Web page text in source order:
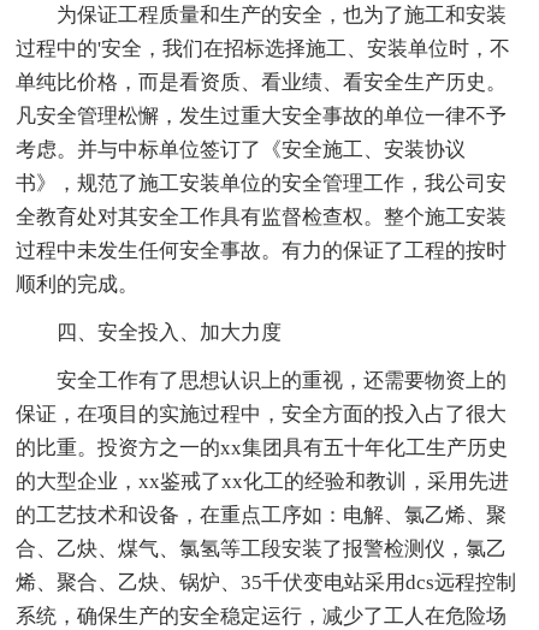
为保证工程质量和生产的安全，也为了施工和安装
过程中的'安全，我们在招标选择施工、安装单位时，不
单纯比价格，而是看资质、看业绩、看安全生产历史。
凡安全管理松懈，发生过重大安全事故的单位一律不予
考虑。并与中标单位签订了《安全施工、安装协议
书》，规范了施工安装单位的安全管理工作，我公司安
全教育处对其安全工作具有监督检查权。整个施工安装
过程中未发生任何安全事故。有力的保证了工程的按时
顺利的完成。
四、安全投入、加大力度
安全工作有了思想认识上的重视，还需要物资上的
保证，在项目的实施过程中，安全方面的投入占了很大
的比重。投资方之一的xx集团具有五十年化工生产历史
的大型企业，xx鉴戒了xx化工的经验和教训，采用先进
的工艺技术和设备，在重点工序如：电解、氯乙烯、聚
合、乙炔、煤气、氯氢等工段安装了报警检测仪，氯乙
烯、聚合、乙炔、锅炉、35千伏变电站采用dcs远程控制
系统，确保生产的安全稳定运行，减少了工人在危险场